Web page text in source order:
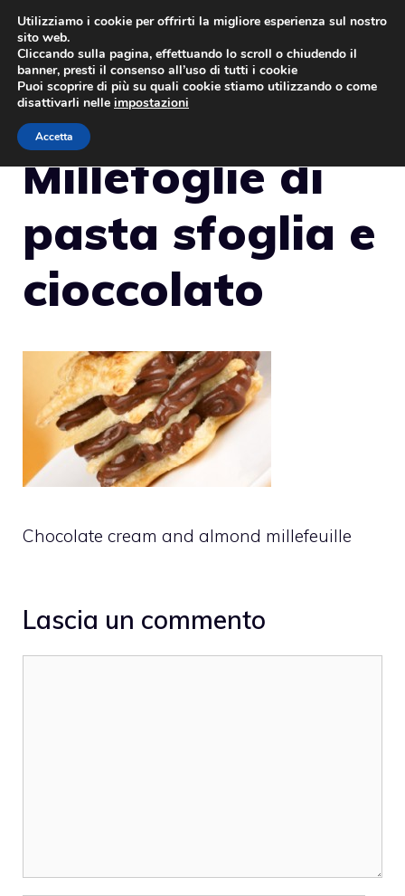
Vai
contenuto
Millefoglie di
pasta sfoglia e
cioccolato
Chocolate cream and almond millefeuille
Lascia un commento
Utilizziamo i cookie per offrirti la migliore esperienza sul nostro
sito web.
Cliccando sulla pagina, effettuando lo scroll o chiudendo il
banner, presti il consenso all’uso di tutti i cookie
Puoi scoprire di più su quali cookie stiamo utilizzando o come
disattivarli nelle impostazioni
Accetta